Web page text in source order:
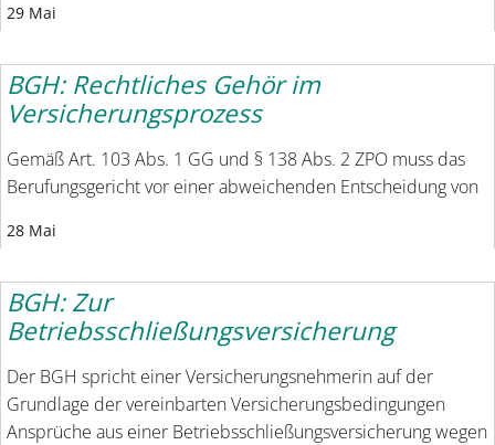
29 Mai
BGH: Rechtliches Gehör im
Versicherungsprozess
Gemäß Art. 103 Abs. 1 GG und § 138 Abs. 2 ZPO muss das
Berufungsgericht vor einer abweichenden Entscheidung von
28 Mai
BGH: Zur
Betriebsschließungsversicherung
Der BGH spricht einer Versicherungsnehmerin auf der
Grundlage der vereinbarten Versicherungsbedingungen
Ansprüche aus einer Betriebsschließungsversicherung wegen